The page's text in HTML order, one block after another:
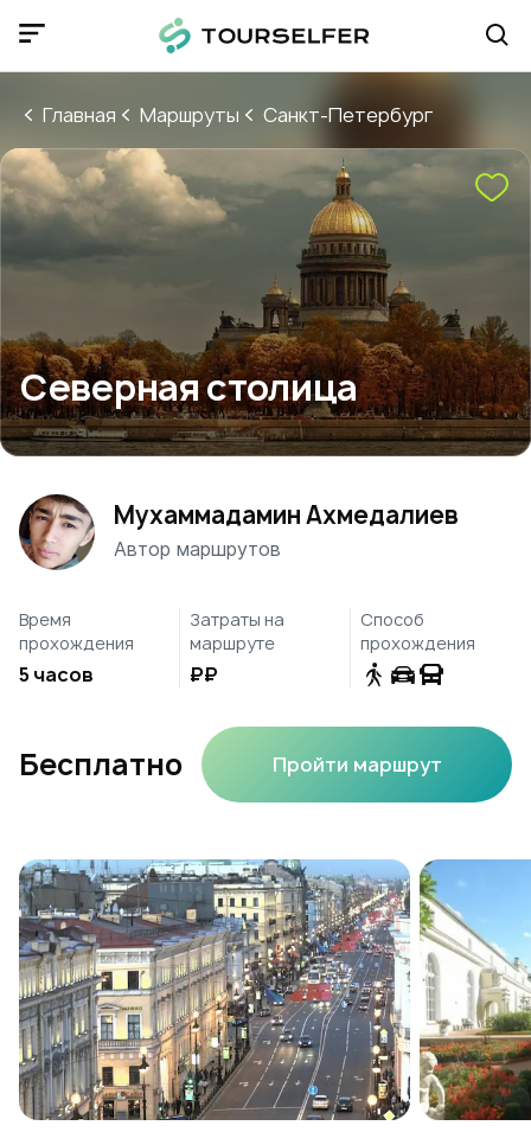
Главная Маршруты Санкт-Петербург
Северная столица
Мухаммадамин Ахмедалиев
Автор маршрутов
Время
прохождения
5 часов
Затраты на
маршруте
₽₽
Способ
прохождения
Бесплатно Пройти маршрут